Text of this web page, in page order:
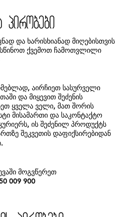
pirobebi
და ხარისხიანად მიღებისთვის
ქვემოთ ჩამოთვლილი
აირჩიეთ სასურველი
და მიყევით შეძენის
ყველა ველი, მათ შორის
მისამართი და საკონტაქტო
ის შეძენილ პროდუქტს
შეკვეთის დაფიქსირებიდან
მოგვწერეთ
009 900